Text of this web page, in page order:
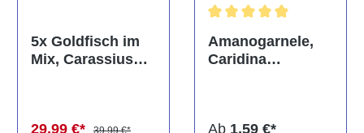
5x Goldfisch im
Mix, Carassius
29,99 €* 39,99 €*
Amanogarnele,
Caridina
Ab 1,59 €*